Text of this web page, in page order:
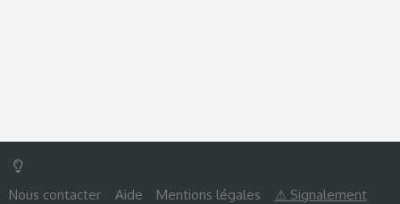
Nous contacter Aide Mentions légales ⚠ Signalement